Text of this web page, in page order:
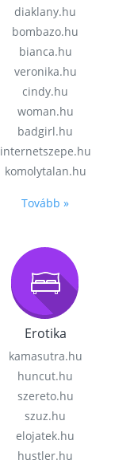
diaklany.hu
bombazo.hu
bianca.hu
veronika.hu
cindy.hu
woman.hu
badgirl.hu
internetszepe.hu
komolytalan.hu
Tovább »
Erotika
kamasutra.hu
huncut.hu
szereto.hu
szuz.hu
elojatek.hu
hustler.hu